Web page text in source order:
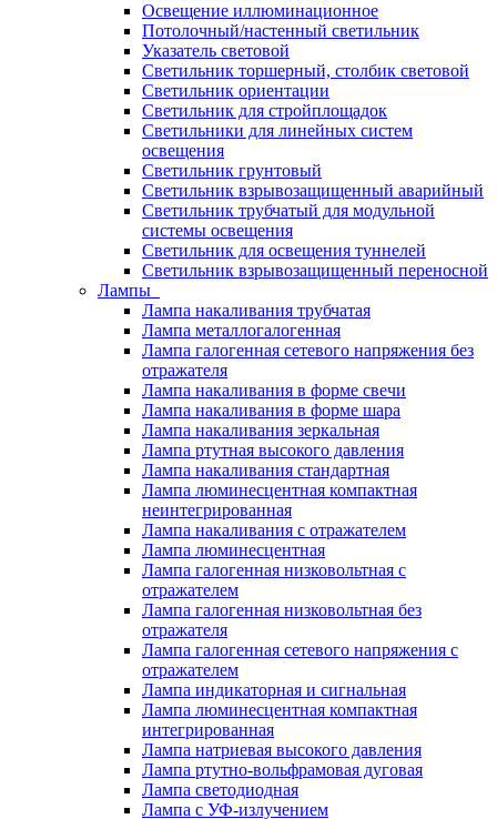
Освещение иллюминационное
Потолочный/настенный светильник
Указатель световой
Светильник торшерный, столбик световой
Светильник ориентации
Светильник для стройплощадок
Светильники для линейных систем
освещения
Светильник грунтовый
Светильник взрывозащищенный аварийный
Светильник трубчатый для модульной
системы освещения
Светильник для освещения туннелей
Светильник взрывозащищенный переносной
Лампы
Лампа накаливания трубчатая
Лампа металлогалогенная
Лампа галогенная сетевого напряжения без
отражателя
Лампа накаливания в форме свечи
Лампа накаливания в форме шара
Лампа накаливания зеркальная
Лампа ртутная высокого давления
Лампа накаливания стандартная
Лампа люминесцентная компактная
неинтегрированная
Лампа накаливания с отражателем
Лампа люминесцентная
Лампа галогенная низковольтная с
отражателем
Лампа галогенная низковольтная без
отражателя
Лампа галогенная сетевого напряжения с
отражателем
Лампа индикаторная и сигнальная
Лампа люминесцентная компактная
интегрированная
Лампа натриевая высокого давления
Лампа ртутно-вольфрамовая дуговая
Лампа светодиодная
Лампа с УФ-излучением